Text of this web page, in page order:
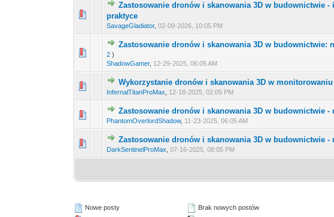
Zastosowanie dronów i skanowania 3D w budownictwie -
praktyce
SavageGladiator, 02-09-2026, 10:05 PM
Zastosowanie dronów i skanowania 3D w budownictwie:
2 )
ShadowGamer, 12-29-2025, 06:05 AM
Wykorzystanie dronów i skanowania 3D w
InfernalTitanProMax
12-18-2025, 02:05 PM
0 głosów - średnia ocena: 0 na 5 gwiazdek
12345
Zastosowanie dronów i skanowania 3D w budownictwie
PhantomOverlordShadow, 11-23-2025, 06:05 AM
0 głosów - średnia ocena: 0 na 5 gwiazdek
12 34 5
Zastosowanie dronów i skanowania 3D w budownictwie
DarkSentinelProMax 07-16-2025, 08:05 PM
0 głosów - średnia ocena: 0 na 5 gwiazdek
12 34 5
Nowe posty
Brak nowych postów